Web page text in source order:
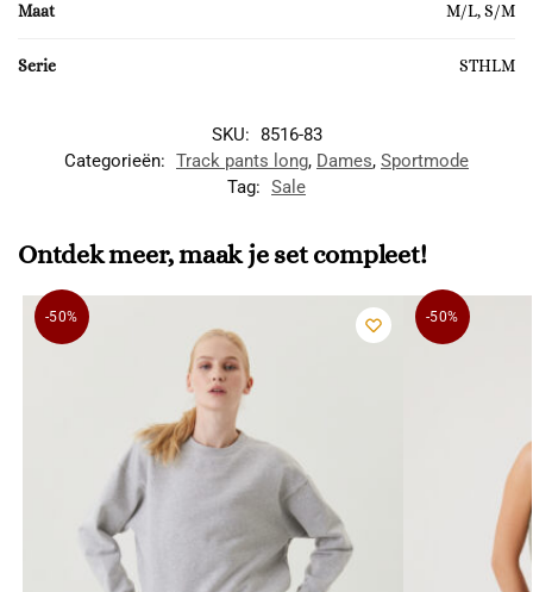
Maat M/L, S/M
Serie STHLM
SKU: 8516-83
Categorieën: Track pants long, Dames, Sportmode
Tag: Sale
Ontdek meer, maak je set compleet!
-50% -50%